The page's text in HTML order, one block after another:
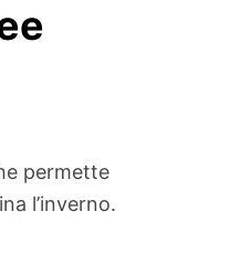
permette
l’inverno.